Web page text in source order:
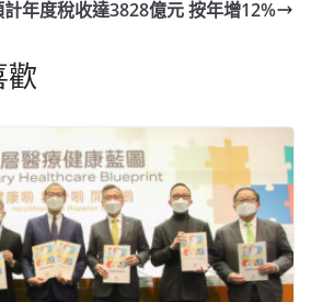
年度稅收達3828億元 按年增12%
歡